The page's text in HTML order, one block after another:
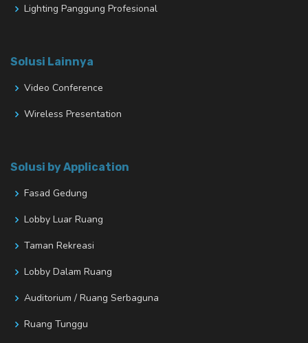
Lighting Panggung Profesional
Solusi Lainnya
Video Conference
Wireless Presentation
Solusi by Application
Fasad Gedung
Lobby Luar Ruang
Taman Rekreasi
Lobby Dalam Ruang
Auditorium / Ruang Serbaguna
Ruang Tunggu